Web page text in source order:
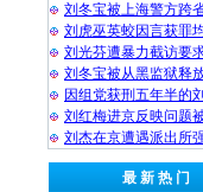
刘冬宝被上海警方跨
刘虎巫英蛟因言获罪
刘光芬遭暴力截访要
刘冬宝被从黑监狱释
因组党获刑五年半的
刘红梅进京反映问题
刘杰在京遭遇派出所
最 新 热 门